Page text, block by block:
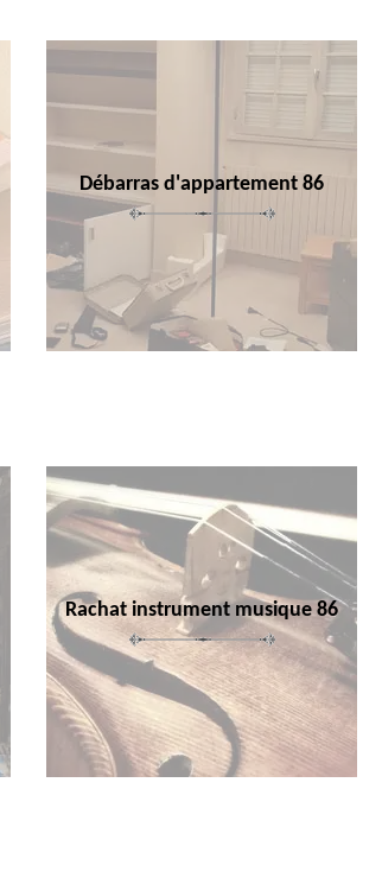
Débarras d'appartement 86
Rachat instrument musique 86